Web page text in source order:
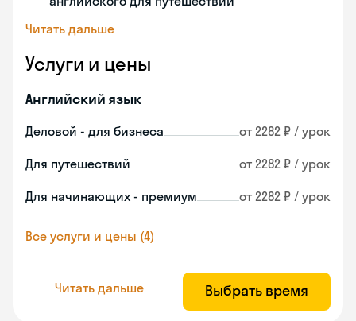
Читать дальше
Услуги и цены
Английский язык
Деловой - для бизнеса от 2282 ₽ / урок
Для путешествий от 2282 ₽ / урок
Для начинающих - премиум от 2282 ₽ / урок
Все услуги и цены (4)
Читать дальше Выбрать время